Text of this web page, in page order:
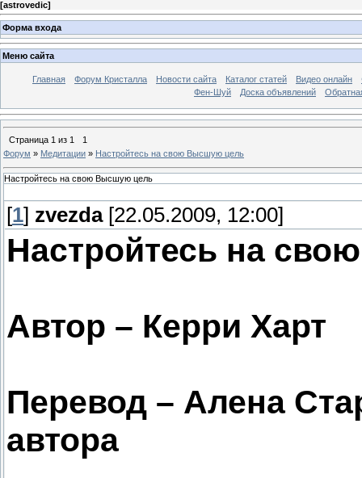
[astrovedic]
Форма входа
Меню сайта
Главная Форум Кристалла Новости сайта Каталог статей Видео онлайн
Фен-Шуй
Доска объявлений
Страница 1 из 1
1
Форум » Медитации » Настройтесь на свою Высшую цель
Настройтесь на свою Высшую цель
[1] zvezda[22.05.2009, 12:00]
Настройтесь на
Автор – Керри Харт
Перевод – Алена
автора